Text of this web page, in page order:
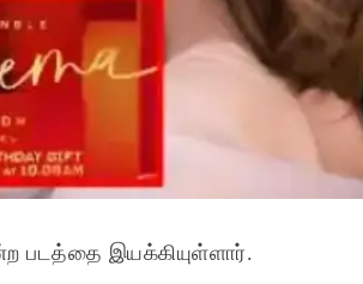
படத்தை இயக்கியுள்ளார்.